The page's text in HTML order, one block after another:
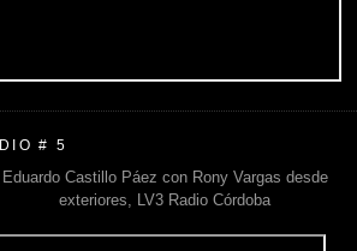
# 5
Eduardo Castillo Páez con Rony Vargas desde
exteriores, LV3 Radio Córdoba